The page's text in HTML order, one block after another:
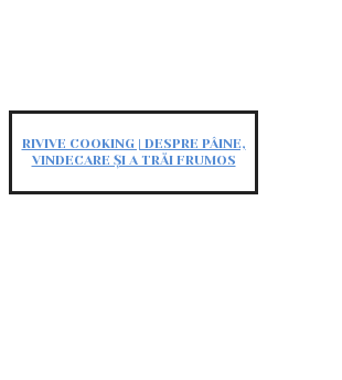
RIVIVE COOKING | DESPRE PÂINE,
VINDECARE ȘI A TRĂI FRUMOS